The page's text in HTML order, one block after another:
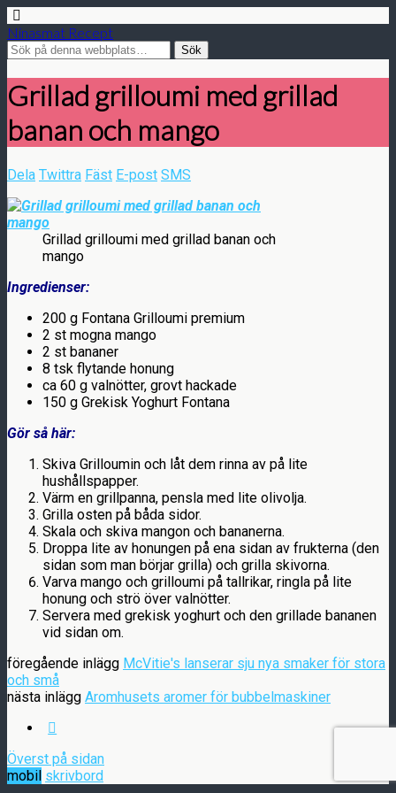
Ninasmat Recept
Grillad grilloumi med grillad
banan och mango
Dela Twittra Fäst E-post SMS
Grillad grilloumi med grillad banan och
mango
Ingredienser:
200 g Fontana Grilloumi premium
2 st mogna mango
2 st bananer
8 tsk flytande honung
ca 60 g valnötter, grovt hackade
150 g Grekisk Yoghurt Fontana
Gör så här:
Skiva Grilloumin och låt dem rinna av på lite
hushållspapper.
Värm en grillpanna, pensla med lite olivolja.
Grilla osten på båda sidor.
Skala och skiva mangon och bananerna.
Droppa lite av honungen på ena sidan av frukterna (den
sidan som man börjar grilla) och grilla skivorna.
Varva mango och grilloumi på tallrikar, ringla på lite
honung och strö över valnötter.
Servera med grekisk yoghurt och den grillade bananen
vid sidan om.
föregående inlägg McVitie's lanserar sju nya smaker för stora
och små
nästa inlägg Aromhusets aromer för bubbelmaskiner
Överst på sidan
mobil skrivbord